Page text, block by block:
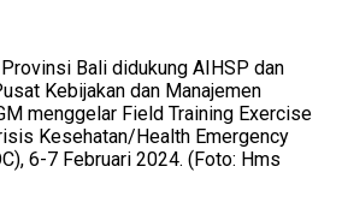
Bali didukung AIHSP dan
Kebijakan dan Manajemen
menggelar Field Training Exercise
Kesehatan/Health Emergency
6-7 Februari 2024. (Foto: Hms